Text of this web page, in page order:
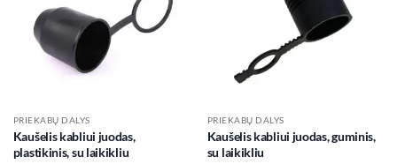
wishlist
PRIEKABŲ DALYS
Kaušelis kabliui juodas,
plastikinis, su laikikliu
wishlist
PRIEKABŲ DALYS
Kaušelis kabliui juodas, guminis,
su laikikliu